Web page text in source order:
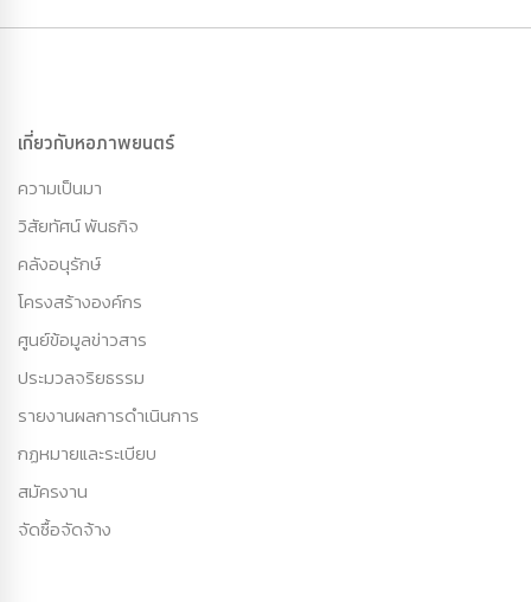
เกี่ยวกับหอภาพยนตร์
ความเป็นมา
วิสัยทัศน์ พันธกิจ
คลังอนุรักษ์
โครงสร้างองค์กร
ศูนย์ข้อมูลข่าวสาร
ประมวลจริยธรรม
รายงานผลการดำเนินการ
กฏหมายและระเบียบ
สมัครงาน
จัดซื้อจัดจ้าง